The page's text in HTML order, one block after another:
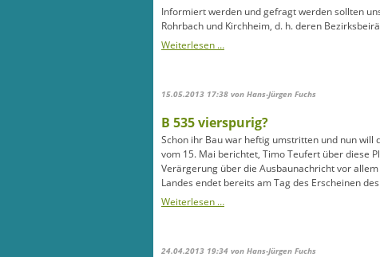
Informiert werden und gefragt werden sollten
Rohrbach und Kirchheim, d. h. deren
Weiterlesen …B
nun
mitreden
15.05.2013 17:38 von Hans-Jürgen Fuchs
B 535 vierspurig?
Schon ihr Bau war heftig umstritten und nun will
vom 15. Mai berichtet, Timo Teufert über diese
Verärgerung über die Ausbaunachricht vor
Landes endet bereits am Tag des Erscheinen
Weiterlesen …B
24.04.2013 19:34 von Hans-Jürgen Fuchs